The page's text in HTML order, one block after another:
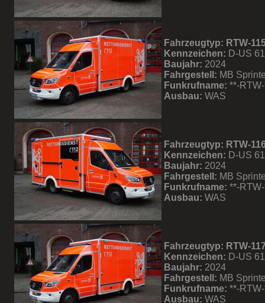
Fahrzeugtyp: RTW-
Kennzeichen: D-US
Baujahr: 2024
Fahrgestell: MB
Funkrufname: **-
Ausbau: WAS
Fahrzeugtyp: RTW-
Kennzeichen: D-US
Baujahr: 2024
Fahrgestell: MB
Funkrufname: **-
Ausbau: WAS
Fahrzeugtyp: RTW-
Kennzeichen: D-US
Baujahr: 2024
Fahrgestell: MB
Funkrufname: **-
Ausbau: WAS